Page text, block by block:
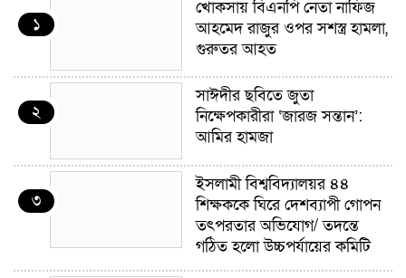
১
খোকসায় বিএনপি নেতা নাফিজ
আহমেদ রাজুর ওপর সশস্ত্র হামলা,
গুরুতর আহত
২
সাঈদীর ছবিতে জুতা
নিক্ষেপকারীরা ‘জারজ সন্তান’:
আমির হামজা
৩
ইসলামী বিশ্ববিদ্যালয়র ৪৪
শিক্ষককে ঘিরে দেশব্যাপী গোপন
তৎপরতার অভিযোগ/ তদন্তে
গঠিত হলো উচ্চপর্যায়ের কমিটি